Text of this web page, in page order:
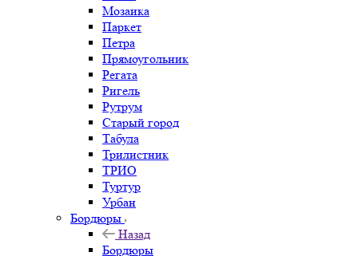
Мозаика
Паркет
Петра
Прямоугольник
Регата
Ригель
Рутрум
Старый город
Табула
Трилистник
ТРИО
Туртур
Урбан
Бордюры
Назад
Бордюры